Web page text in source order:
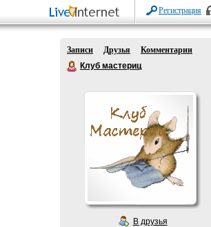
Регистрация
Записи Друзья
Комментарии
Клуб мастериц
В друзья